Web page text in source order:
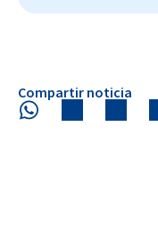
Compartir noticia